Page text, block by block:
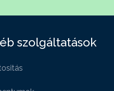
szolgáltatások